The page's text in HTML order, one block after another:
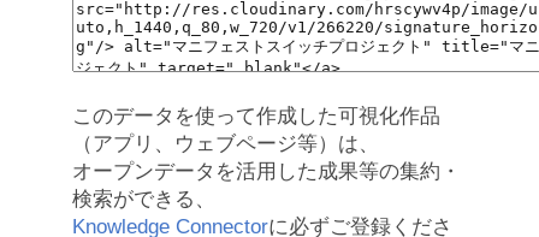
このデータを使って作成した可視化作品
（アプリ、ウェブページ等）は、
オープンデータを活用した成果等の集約・
検索ができる、
Knowledge Connectorに必ずご登録くださ